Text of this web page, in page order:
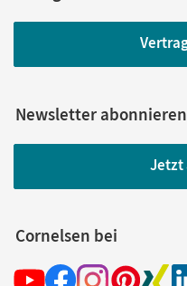
Newsletter abonnieren
Jetzt
Cornelsen bei